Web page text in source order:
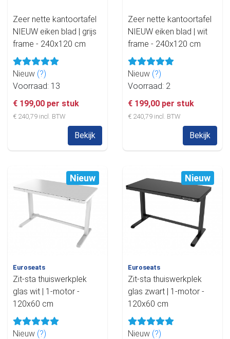
Zeer nette kantoortafel
NIEUW eiken blad | grijs
frame - 240x120 cm
Nieuw (?)
Voorraad: 13
€ 199,00 per stuk
€ 240,79 incl. BTW
Bekijk
Zeer nette kantoortafel
NIEUW eiken blad | wit
frame - 240x120 cm
Nieuw (?)
Voorraad: 2
€ 199,00 per stuk
€ 240,79 incl. BTW
Bekijk
Nieuw
Euroseats
Zit-sta thuiswerkplek
glas wit | 1-motor -
120x60 cm
Nieuw (?)
Nieuw
Euroseats
Zit-sta thuiswerkplek
glas zwart | 1-motor -
120x60 cm
Nieuw (?)